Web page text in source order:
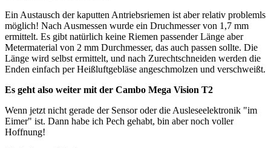
Ein Austausch der kaputten Antriebsriemen ist aber relativ problemls
möglich! Nach Ausmessen wurde ein Druchmesser von 1,7 mm
ermittelt. Es gibt natürlich keine Riemen passender Länge aber
Metermaterial von 2 mm Durchmesser, das auch passen sollte. Die
Länge wird selbst ermittelt, und nach Zurechtschneiden werden die
Enden einfach per Heißluftgebläse angeschmolzen und verschweißt.
Es geht also weiter mit der Cambo Mega Vision T2
Wenn jetzt nicht gerade der Sensor oder die Ausleseelektronik "im
Eimer" ist. Dann habe ich Pech gehabt, bin aber noch voller
Hoffnung!